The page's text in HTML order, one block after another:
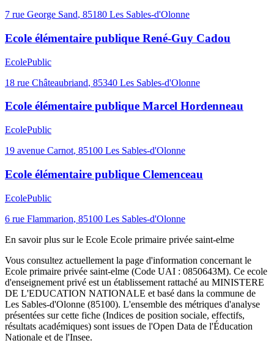
7 rue George Sand, 85180 Les Sables-d'Olonne
Ecole élémentaire publique René-Guy Cadou
EcolePublic
18 rue Châteaubriand, 85340 Les Sables-d'Olonne
Ecole élémentaire publique Marcel Hordenneau
EcolePublic
19 avenue Carnot, 85100 Les Sables-d'Olonne
Ecole élémentaire publique Clemenceau
EcolePublic
6 rue Flammarion, 85100 Les Sables-d'Olonne
En savoir plus sur le Ecole Ecole primaire privée saint-elme
Vous consultez actuellement la page d'information concernant le
Ecole primaire privée saint-elme (Code UAI : 0850643M). Ce ecole
d'enseignement privé est un établissement rattaché au MINISTERE
DE L'EDUCATION NATIONALE et basé dans la commune de
Les Sables-d'Olonne (85100). L'ensemble des métriques d'analyse
présentées sur cette fiche (Indices de position sociale, effectifs,
résultats académiques) sont issues de l'Open Data de l'Éducation
Nationale et de l'Insee.